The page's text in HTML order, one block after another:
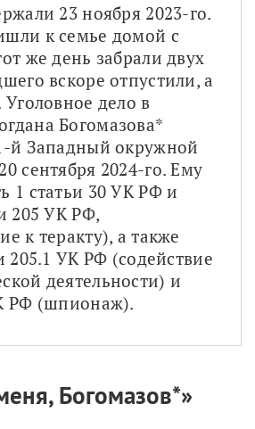
23 ноября 2023-го.
к семье домой с
же день забрали двух
вскоре отпустили, а
дело в
Богомазова*
й Западный окружной
сентября 2024-го. Ему
1 статьи 30 УК РФ и
205 УК РФ,
к теракту), а также
205.1 УК РФ (содействие
деятельности) и
РФ (шпионаж).
Богомазов*»